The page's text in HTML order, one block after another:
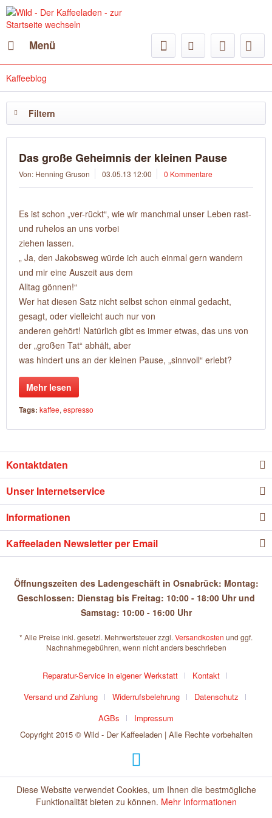
Menü
Kaffeeblog
Filtern
Das große Geheimnis der kleinen Pause
Von: Henning Gruson 03.05.13 12:00 0 Kommentare
Es ist schon „ver-rückt“, wie wir manchmal unser Leben rast-
und ruhelos an uns vorbei
ziehen lassen.
„ Ja, den Jakobsweg würde ich auch einmal gern wandern
und mir eine Auszeit aus dem
Alltag gönnen!“
Wer hat diesen Satz nicht selbst schon einmal gedacht,
gesagt, oder vielleicht auch nur von
anderen gehört! Natürlich gibt es immer etwas, das uns von
der „großen Tat“ abhält, aber
was hindert uns an der kleinen Pause, „sinnvoll“ erlebt?
Mehr lesen
Tags: kaffee, espresso
Kontaktdaten
Unser Internetservice
Informationen
Kaffeeladen Newsletter per Email
Öffnungszeiten des Ladengeschäft in Osnabrück: Montag:
Geschlossen: Dienstag bis Freitag: 10:00 - 18:00 Uhr und
Samstag: 10:00 - 16:00 Uhr
* Alle Preise inkl. gesetzl. Mehrwertsteuer zzgl. Versandkosten und ggf.
Nachnahmegebühren, wenn nicht anders beschrieben
Reparatur-Service in eigener Werkstatt
Kontakt
Versand und Zahlung
Widerrufsbelehrung
Datenschutz
AGBs
Impressum
Copyright 2015 © Wild - Der Kaffeeladen | Alle Rechte vorbehalten
Diese Website verwendet Cookies, um Ihnen die bestmögliche
Funktionalität bieten zu können. Mehr Informationen